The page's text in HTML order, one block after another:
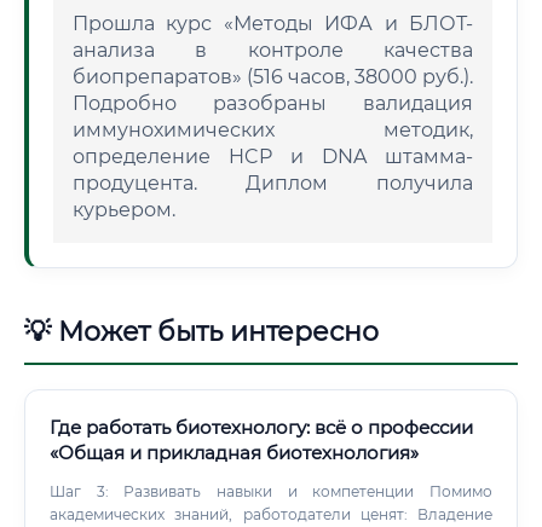
Прошла курс «Методы ИФА и БЛОТ-
анализа в контроле качества
биопрепаратов» (516 часов, 38000 руб.).
Подробно разобраны валидация
иммунохимических методик,
определение HCP и DNA штамма-
продуцента. Диплом получила
курьером.
💡 Может быть интересно
Где работать биотехнологу: всё о профессии
«Общая и прикладная биотехнология»
Шаг 3: Развивать навыки и компетенции Помимо
академических знаний, работодатели ценят: Владение